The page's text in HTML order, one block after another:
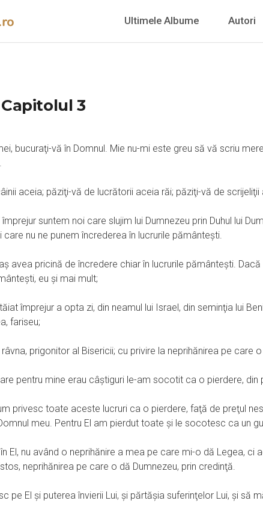
Ultimele Albume Autori
3
bucuraţi-vă în Domnul. Mie nu-mi este greu să vă scriu
aceia; păziţi-vă de lucrătorii aceia răi; păziţi-vă de scrijeliţii
suntem noi care slujim lui Dumnezeu prin Duhul lui
care nu ne punem încrederea în lucrurile pământeşti.
avea pricină de încredere chiar în lucrurile pământeşti.
eu şi mai mult;
împrejur a opta zi, din neamul lui Israel, din seminţia lui
fariseu;
prigonitor al Bisericii; cu privire la neprihănirea pe care
pentru mine erau câştiguri le-am socotit ca o pierdere, din
privesc toate aceste lucruri ca o pierdere, faţă de preţul
meu. Pentru El am pierdut toate şi le socotesc ca un
El, nu având o neprihănire a mea pe care mi-o dă Legea, ci
neprihănirea pe care o dă Dumnezeu, prin credinţă.
pe El şi puterea învierii Lui, şi părtăşia suferinţelor Lui, şi să